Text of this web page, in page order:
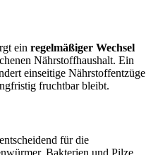
ein regelmäßiger Wechsel
Nährstoffhaushalt. Ein
einseitige Nährstoffentzüge
fruchtbar bleibt.
für die